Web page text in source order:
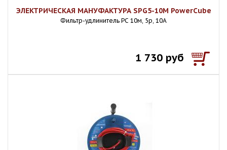
ЭЛЕКТРИЧЕСКАЯ МАНУФАКТУРА SPG5-10M PowerCube
Фильтр-удлинитель PC 10м, 5р, 10А
1 730 руб